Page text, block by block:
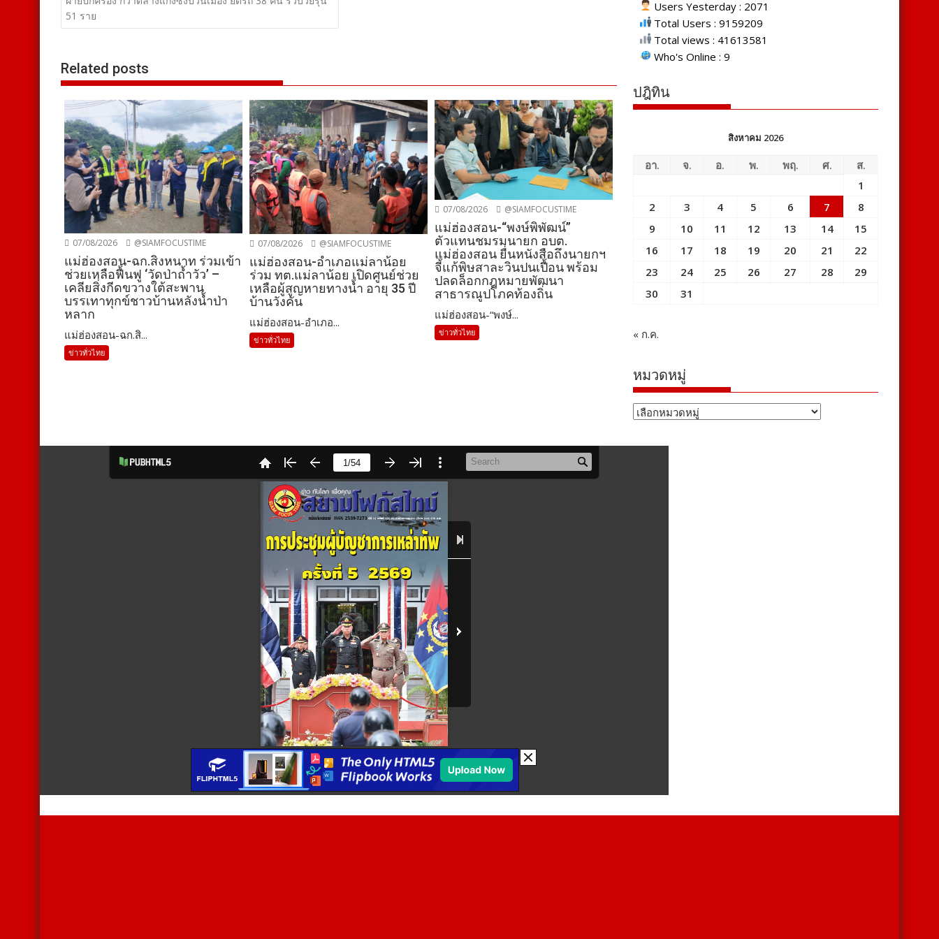
เรื่อง
51 ราย
Related posts
07/08/2026 @SIAMFOCUSTIME
แม่ฮ่องสอน-ฉก.สิงหนาท ร่วมเข้า
ช่วยเหลือฟื้นฟู ‘วัดป่าถ้ำวัว’ –
เคลียสิ่งกีดขวางใต้สะพาน
บรรเทาทุกข์ชาวบ้านหลังน้ำป่า
หลาก
แม่ฮ่องสอน-ฉก.สิ...
ข่าวทั่วไทย
07/08/2026 @SIAMFOCUSTIME
แม่ฮ่องสอน-อำเภอแม่ลาน้อย
ร่วม ทต.แม่ลาน้อย เปิดศูนย์ช่วย
เหลือผู้สูญหายทางน้ำ อายุ 35 ปี
บ้านวังคัน
แม่ฮ่องสอน-อำเภอ...
ข่าวทั่วไทย
07/08/2026 @SIAMFOCUSTIME
แม่ฮ่องสอน-“พงษ์พิพัฒน์”
ตัวแทนชมรมนายก อบต.
แม่ฮ่องสอน ยื่นหนังสือถึงนายกฯ
จี้แก้พิษสาละวินปนเปื้อน พร้อม
ปลดล็อกกฎหมายพัฒนา
สาธารณูปโภคท้องถิ่น
แม่ฮ่องสอน-“พงษ์...
ข่าวทั่วไทย
Users Yesterday : 2071
Total Users : 9159209
Total views : 41613581
Who's Online : 9
ปฎิทิน
สิงหาคม 2026
อา. จ. อ. พ. พฤ. ศ.
ส.
1
2
3 4 5 6 7
8
9
10 11 12 13 14
15
16
17 18 19 20 21
22
23
24 25 26 27 28
29
30
31
« ก.ค.
หมวดหมู่
หมวด